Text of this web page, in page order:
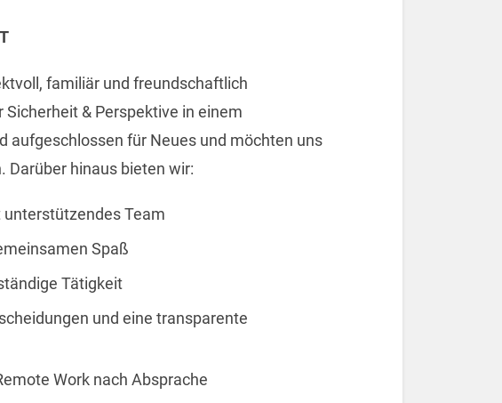
familiär und freundschaftlich
& Perspektive in einem
aufgeschlossen für Neues und möchten uns
hinaus bieten wir:
Team
Spaß
Tätigkeit
und eine transparente
Work nach Absprache